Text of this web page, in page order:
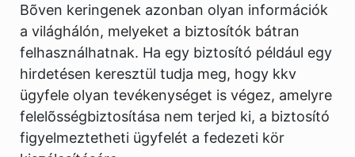
Bõven keringenek azonban olyan információk
a világhálón, melyeket a biztosítók bátran
felhasználhatnak. Ha egy biztosító például egy
hirdetésen keresztül tudja meg, hogy kkv
ügyfele olyan tevékenységet is végez, amelyre
felelõsségbiztosítása nem terjed ki, a biztosító
figyelmeztetheti ügyfelét a fedezeti kör